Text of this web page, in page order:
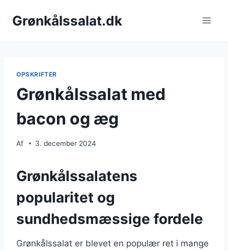
Grønkålssalat.dk
OPSKRIFTER
Grønkålssalat med
bacon og æg
Af 3. december 2024
Grønkålssalatens
popularitet og
sundhedsmæssige fordele
Grønkålssalat er blevet en populær ret i mange